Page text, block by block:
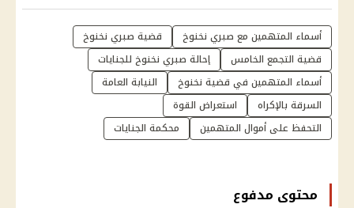
أسماء المتهمين مع صبري نخنوخ
قضية صبري نخنوخ
قضية التجمع الخامس
إحالة صبري نخنوخ للجنايات
أسماء المتهمين في قضية نخنوخ
النيابة العامة
السرقة بالإكراه
استعراض القوة
التحفظ على أموال المتهمين
محكمة الجنايات
محتوى مدفوع